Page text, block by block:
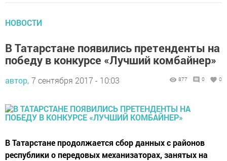
НОВОСТИ
В Татарстане появились претенденты на
победу в конкурсе «Лучший комбайнер»
автор, 7 сентября 2017 - 10:03 877 0 0
В Татарстане продолжается сбор данных с районов
республики о передовых механизаторах, занятых на